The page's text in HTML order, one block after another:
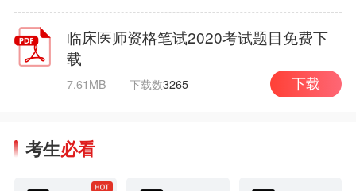
临床医师资格笔试2020考试题目免费下
载
7.61MB 下载数3265 下载
考生必看